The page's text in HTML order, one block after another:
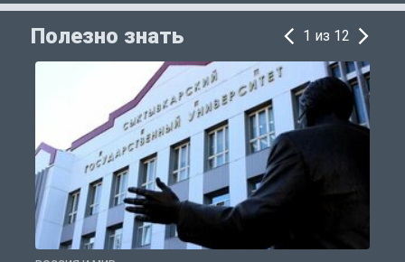
Полезно знать 1 из 12